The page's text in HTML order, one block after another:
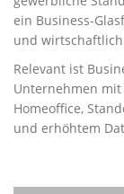
ein Business-
und
Relevant ist
Unternehmen mit
Homeoffice,
und erhöhtem